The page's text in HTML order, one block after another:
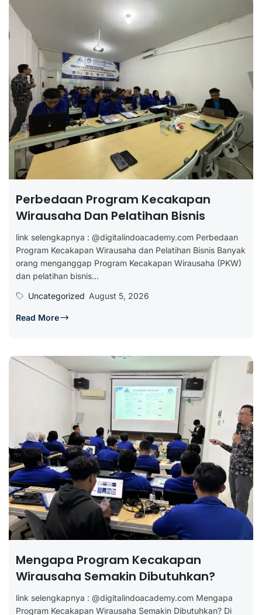
Perbedaan Program Kecakapan
Wirausaha Dan Pelatihan Bisnis
link selengkapnya : @digitalindoacademy.com Perbedaan
Program Kecakapan Wirausaha dan Pelatihan Bisnis Banyak
orang menganggap Program Kecakapan Wirausaha (PKW)
dan pelatihan bisnis...
Uncategorized August 5, 2026
Read More
Mengapa Program Kecakapan
Wirausaha Semakin Dibutuhkan?
link selengkapnya : @digitalindoacademy.com Mengapa
Program Kecakapan Wirausaha Semakin Dibutuhkan? Di